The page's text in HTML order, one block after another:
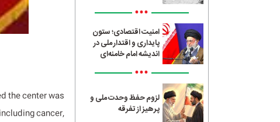
•••
امنیت اقتصادی؛ ستون
پایداری و اقتدار ملی در
اندیشه امام خامنه‌ای
•••
لزوم حفظ وحدت ملی و
پرهیز از تفرقه
the center was
cancer,